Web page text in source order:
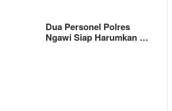
Dua Personel Polres
Ngawi Siap Harumkan …